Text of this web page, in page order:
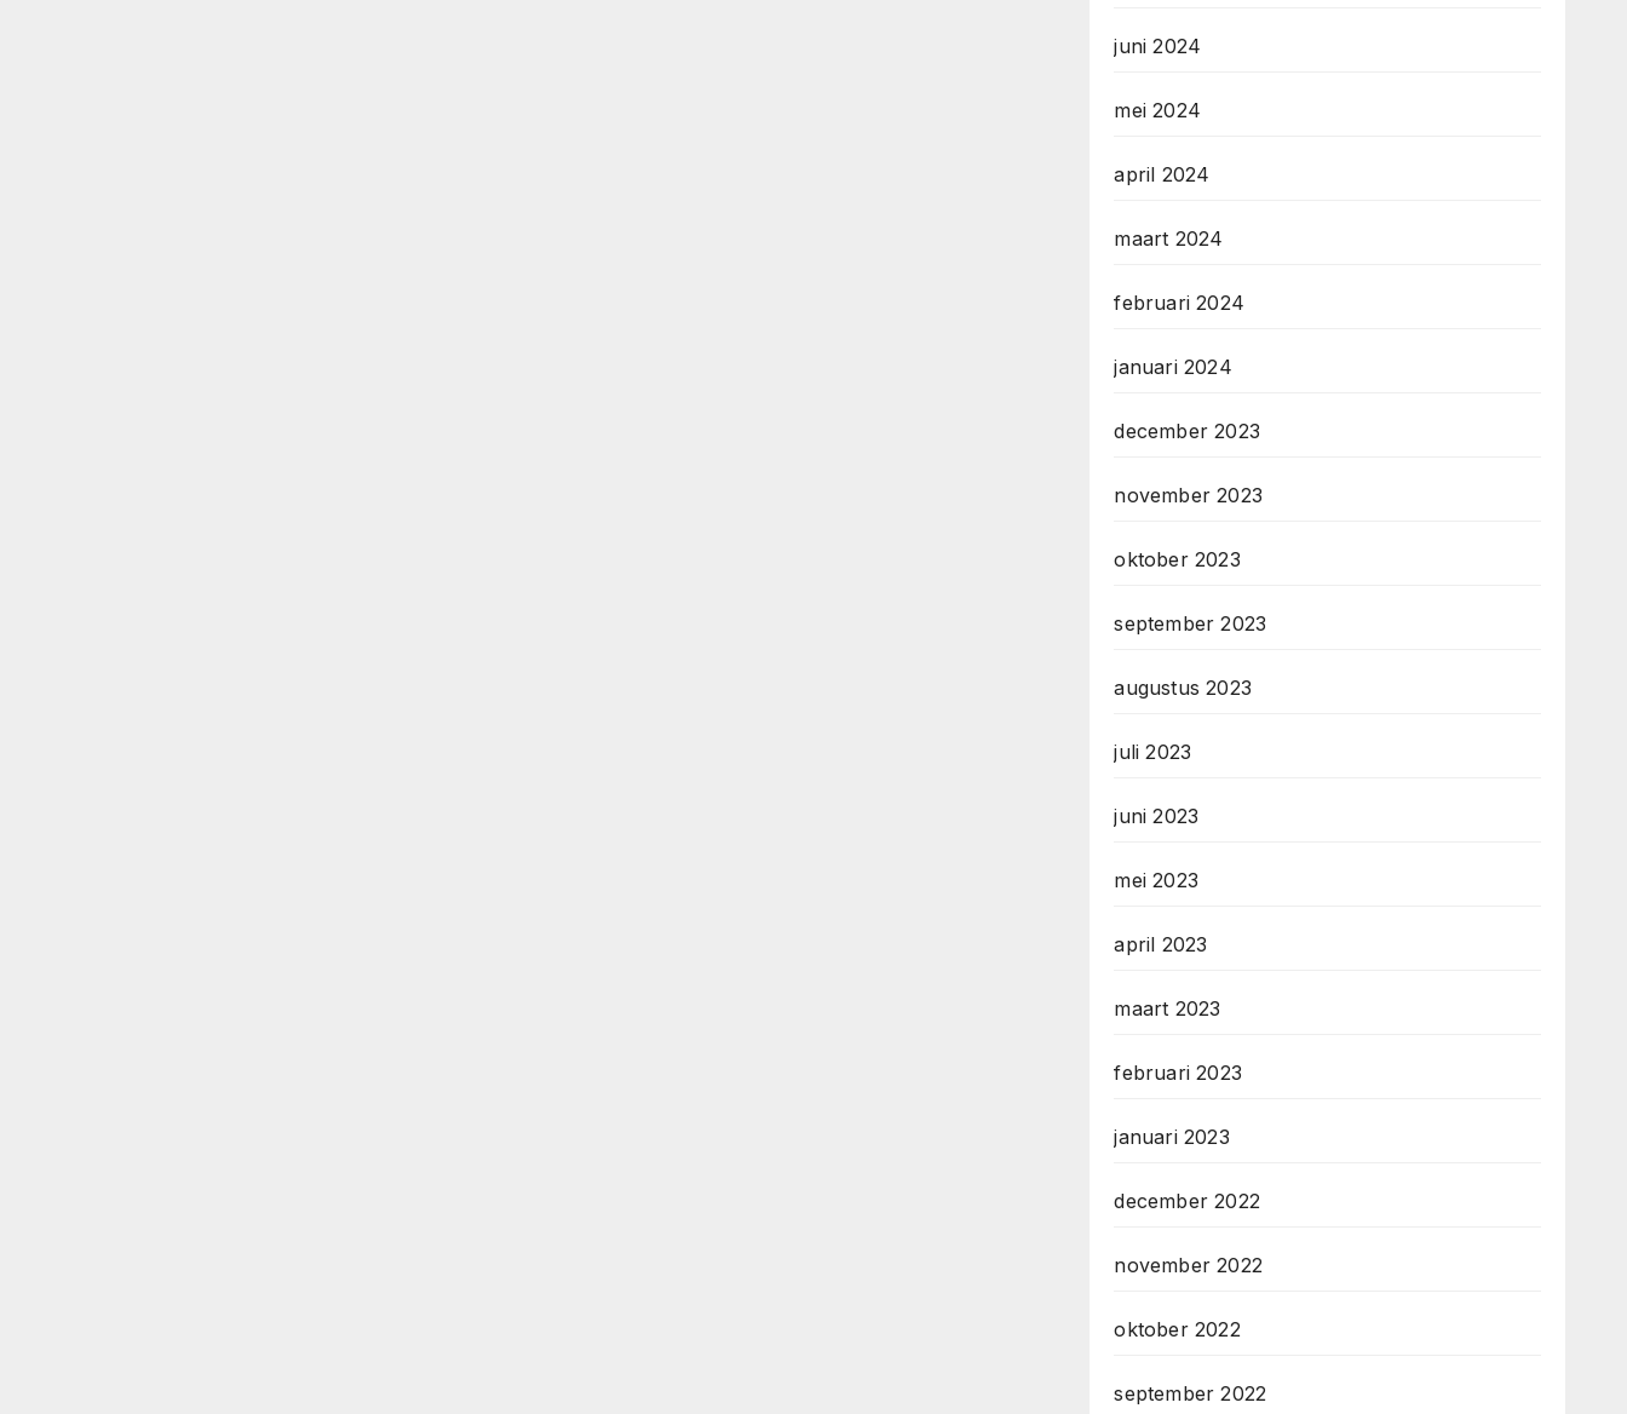
juni 2024
mei 2024
april 2024
maart 2024
februari 2024
januari 2024
december 2023
november 2023
oktober 2023
september 2023
augustus 2023
juli 2023
juni 2023
mei 2023
april 2023
maart 2023
februari 2023
januari 2023
december 2022
november 2022
oktober 2022
september 2022